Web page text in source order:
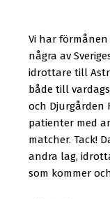
Vi har
några av
idrottare till
både till
och
patienter med
matcher. Tack!
andra lag,
som kommer